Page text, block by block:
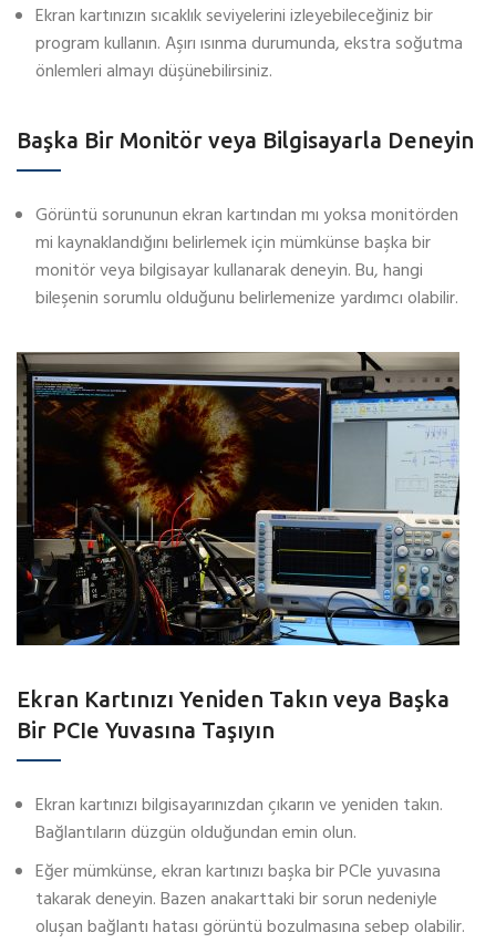
Ekran kartınızın sıcaklık seviyelerini izleyebileceğiniz bir
program kullanın. Aşırı ısınma durumunda, ekstra soğutma
önlemleri almayı düşünebilirsiniz.
Başka Bir Monitör veya Bilgisayarla Deneyin
Görüntü sorununun ekran kartından mı yoksa monitörden
mi kaynaklandığını belirlemek için mümkünse başka bir
monitör veya bilgisayar kullanarak deneyin. Bu, hangi
bileşenin sorumlu olduğunu belirlemenize yardımcı olabilir.
Ekran Kartınızı Yeniden Takın veya Başka
Bir PCIe Yuvasına Taşıyın
Ekran kartınızı bilgisayarınızdan çıkarın ve yeniden takın.
Bağlantıların düzgün olduğundan emin olun.
Eğer mümkünse, ekran kartınızı başka bir PCIe yuvasına
takarak deneyin. Bazen anakarttaki bir sorun nedeniyle
oluşan bağlantı hatası görüntü bozulmasına sebep olabilir.